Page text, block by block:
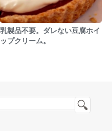
乳製品不要。ダレない豆腐ホイ
ップクリーム。